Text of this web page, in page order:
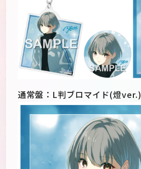
通常盤：L判ブロマイド(燈ver.)